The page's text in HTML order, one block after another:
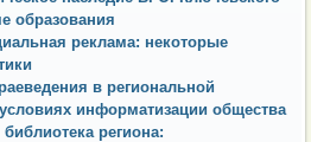
образования
реклама: некоторые
в региональной
информатизации общества
региона: